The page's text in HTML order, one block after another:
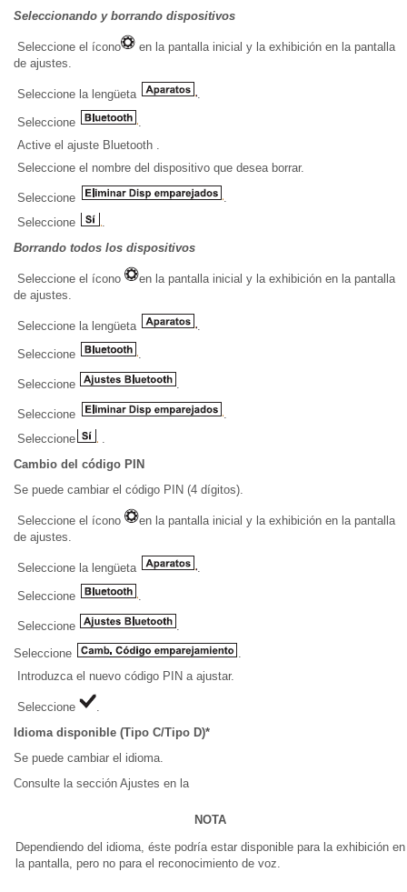
Seleccionando y borrando dispositivos
Seleccione el ícono
en la pantalla inicial y la exhibición en la pantalla
de ajustes.
Seleccione la lengüeta .
Seleccione
.
Active el ajuste Bluetooth .
Seleccione el nombre del dispositivo que desea borrar.
Seleccione
.
Seleccione
.
Borrando todos los dispositivos
Seleccione el ícono
en la pantalla inicial y la exhibición en la pantalla
de ajustes.
Seleccione la lengüeta .
Seleccione .
Seleccione .
Seleccione
.
Seleccione
.
Cambio del código PIN
Se puede cambiar el código PIN (4 dígitos).
Seleccione el ícono
en la pantalla inicial y la exhibición en la pantalla
de ajustes.
Seleccione la lengüeta .
Seleccione .
Seleccione
.
Seleccione
.
Introduzca el nuevo código PIN a ajustar.
Seleccione
.
Idioma disponible (Tipo C/Tipo D)*
Se puede cambiar el idioma.
Consulte la sección Ajustes en la
NOTA
Dependiendo del idioma, éste podría estar disponible para la exhibición en
la pantalla, pero no para el reconocimiento de voz.